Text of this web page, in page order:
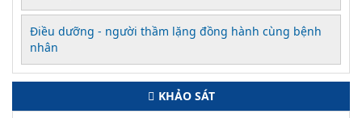
Điều dưỡng - người thầm lặng đồng hành cùng bệnh
nhân
KHẢO SÁT